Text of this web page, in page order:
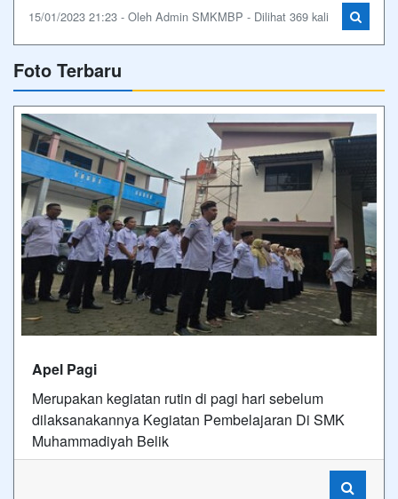
15/01/2023 21:23 - Oleh Admin SMKMBP - Dilihat 369 kali
Foto Terbaru
Apel Pagi
Merupakan kegiatan rutin di pagi hari sebelum
dilaksanakannya Kegiatan Pembelajaran Di SMK
Muhammadiyah Belik